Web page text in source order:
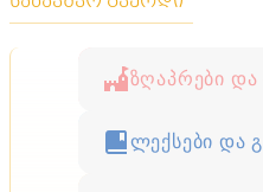
ზღაპრები
ლექსები და